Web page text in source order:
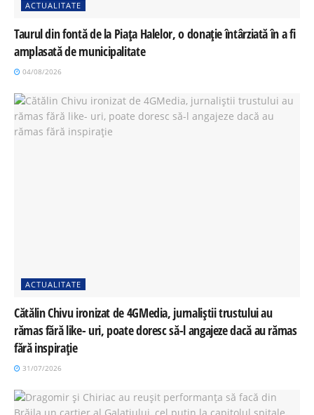
ACTUALITATE
Taurul din fontă de la Piața Halelor, o donație întârziată în a fi
amplasată de municipalitate
04/08/2026
ACTUALITATE
Cătălin Chivu ironizat de 4GMedia, jurnaliștii trustului au
rămas fără like- uri, poate doresc să-l angajeze dacă au rămas
fără inspirație
31/07/2026